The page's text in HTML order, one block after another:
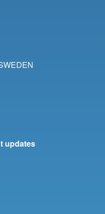
updates